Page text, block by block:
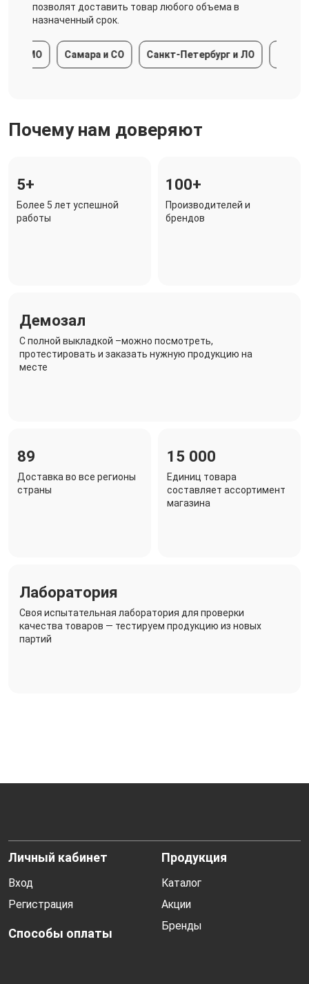
позволят доставить товар любого объема в
назначенный срок.
Самара и СО Санкт-Петербург и ЛО
Почему нам доверяют
5+
Более 5 лет успешной
работы
100+
Производителей и
брендов
Демозал
C полной выкладкой –можно посмотреть,
протестировать и заказать нужную продукцию на
месте
89
Доставка во все регионы
страны
15 000
Единиц товара
составляет ассортимент
магазина
Лаборатория
Своя испытательная лаборатория для проверки
качества товаров — тестируем продукцию из новых
партий
Личный кабинет
Вход
Регистрация
Способы оплаты
Продукция
Каталог
Акции
Бренды